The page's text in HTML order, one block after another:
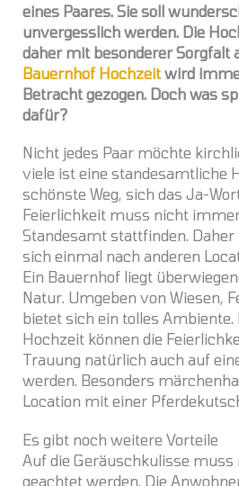
eines Paares. Sie soll
unvergesslich werden. Die
daher mit besonderer Sorgfalt
Bauernhof Hochzeit wird
Betracht gezogen. Doch was
dafür?
Nicht jedes Paar möchte
viele ist eine standesamtliche
schönste Weg, sich das Ja-
Feierlichkeit muss nicht
Standesamt stattfinden. Daher
sich einmal nach anderen
Ein Bauernhof liegt
Natur. Umgeben von Wiesen,
bietet sich ein tolles
Hochzeit können die
Trauung natürlich auch auf
werden. Besonders
Location mit einer
Es gibt noch weitere Vorteile
Auf die Geräuschkulisse muss
geachtet werden. Die